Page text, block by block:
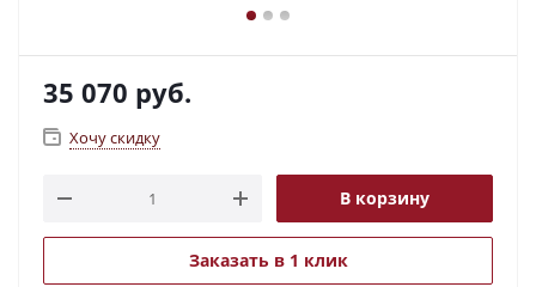
35 070 руб.
Хочу скидку
В корзину
Заказать в 1 клик